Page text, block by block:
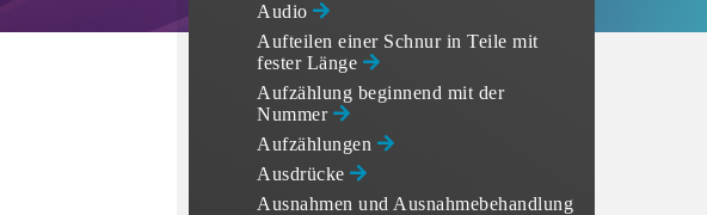
Audio
Aufteilen einer Schnur in Teile mit
fester Länge
Aufzählung beginnend mit der
Nummer
Aufzählungen
Ausdrücke
Ausnahmen und Ausnahmebehandlung